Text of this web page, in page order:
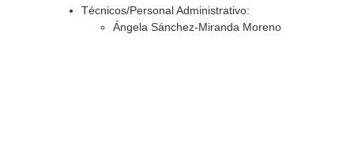
Técnicos/Personal Administrativo:
Ángela Sánchez-Miranda Moreno